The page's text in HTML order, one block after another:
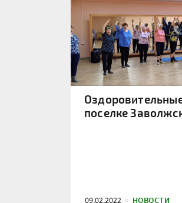
поселке
09.02.2022 НОВОСТИ